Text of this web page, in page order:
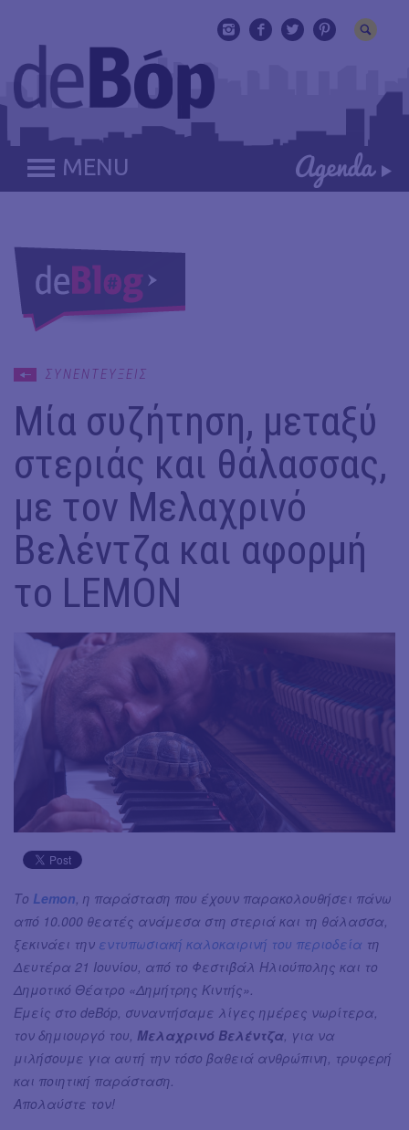
MENU
ΣΥΝΕΝΤΕΥΞΕΙΣ
Μία συζήτηση, μεταξύ
στεριάς και θάλασσας,
με τον Μελαχρινό
Βελέντζα και αφορμή
το LEMON
Τo Lemon , η παράσταση που έχουν παρακολουθήσει πάνω
από 10.000 θεατές ανάμεσα στη στεριά και τη θάλασσα,
ξεκινάει την εντυπωσιακή καλοκαιρινή του περιοδεία τη
Δευτέρα 21 Ιουνίου, από το Φεστιβάλ Ηλιούπολης και το
Δημοτικό Θέατρο «Δημήτρης Κιντής».
Εμείς στο deBόp, συναντήσαμε λίγες ημέρες νωρίτερα,
τον δημιουργό του, Μελαχρινό Βελέντζα , για να
μιλήσουμε για αυτή την τόσο βαθειά ανθρώπινη, τρυφερή
και ποιητική παράσταση.
Απολαύστε τον!